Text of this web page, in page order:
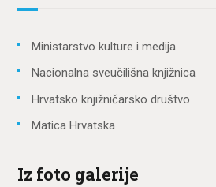
Ministarstvo kulture i medija
Nacionalna sveučilišna knjižnica
Hrvatsko knjižničarsko društvo
Matica Hrvatska
Iz foto galerije